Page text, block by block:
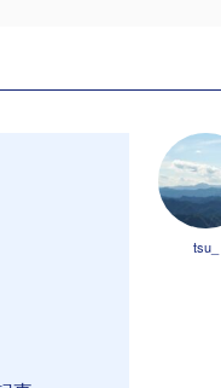
tsu_